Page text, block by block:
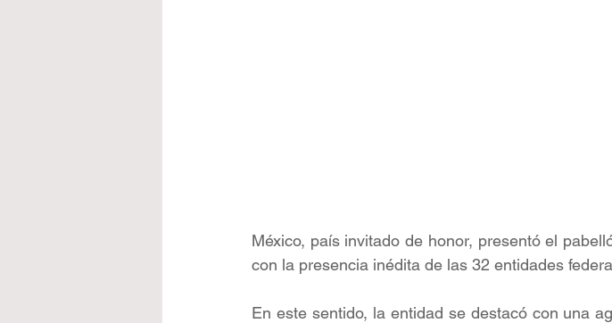
México, país invitado de honor, presentó el
con la presencia inédita de las 32 entidades
En este sentido, la entidad se destacó con una